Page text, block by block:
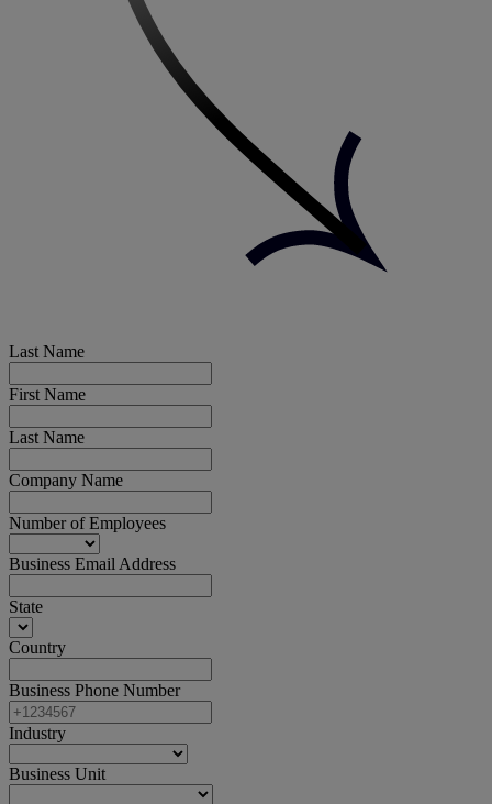
Last Name
First Name
Last Name
Company Name
Number of Employees
Business Email Address
State
Country
Business Phone Number
Industry
Business Unit